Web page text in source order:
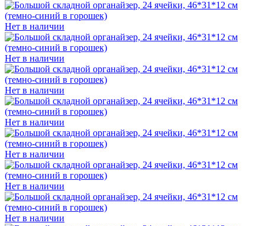
Нет в наличии
Нет в наличии
Нет в наличии
Нет в наличии
Нет в наличии
Нет в наличии
Нет в наличии